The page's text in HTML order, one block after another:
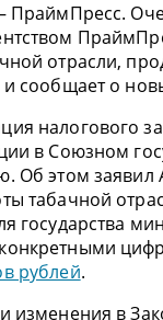
ПраймПресс.
отрасли,
и сообщает о
налогового
в Союзном
Об этом
табачной
государства
рублей.
изменения в